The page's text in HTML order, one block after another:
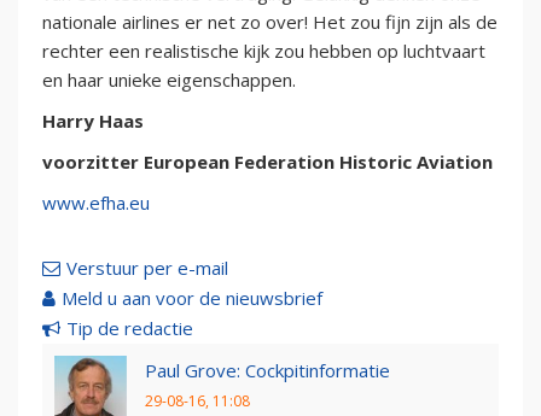
nationale airlines er net zo over! Het zou fijn zijn als de
rechter een realistische kijk zou hebben op luchtvaart
en haar unieke eigenschappen.
Harry Haas
voorzitter European Federation Historic Aviation
www.efha.eu
Verstuur per e-mail
Meld u aan voor de nieuwsbrief
Tip de redactie
Paul Grove: Cockpitinformatie
29-08-16, 11:08